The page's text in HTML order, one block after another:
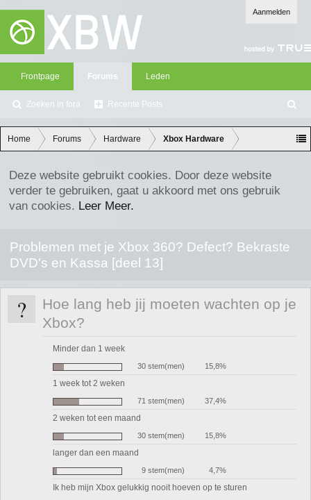
Aanmelden
Frontpage Forums
Zoeken in fora Recente Posts
Leden
oe
ke
n
Home Forums Hardware Xbox Hardware
Deze website gebruikt cookies. Door deze website
verder te gebruiken, gaat u akkoord met ons gebruik
van cookies. Leer Meer.
Problemen met je Xbox 360? Defect? Bekraste
DVD's en Kassa [deel 13]
?
Hoe lang heb jij moeten wachten op je
Xbox?
Minder dan 1 week
30 stem(men) 15,8%
1 week tot 2 weken
71 stem(men) 37,4%
2 weken tot een maand
30 stem(men) 15,8%
langer dan een maand
9 stem(men) 4,7%
Ik heb mijn Xbox gelukkig nooit hoeven op te sturen